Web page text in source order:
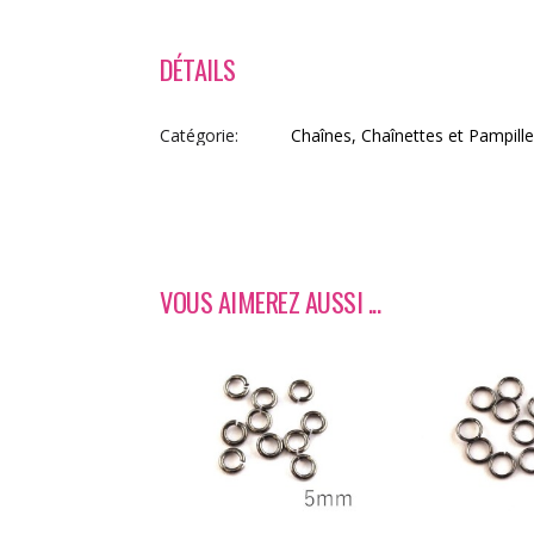
DÉTAILS
Catégorie Chaînes, Chaînettes et
VOUS AIMEREZ AUSSI ...